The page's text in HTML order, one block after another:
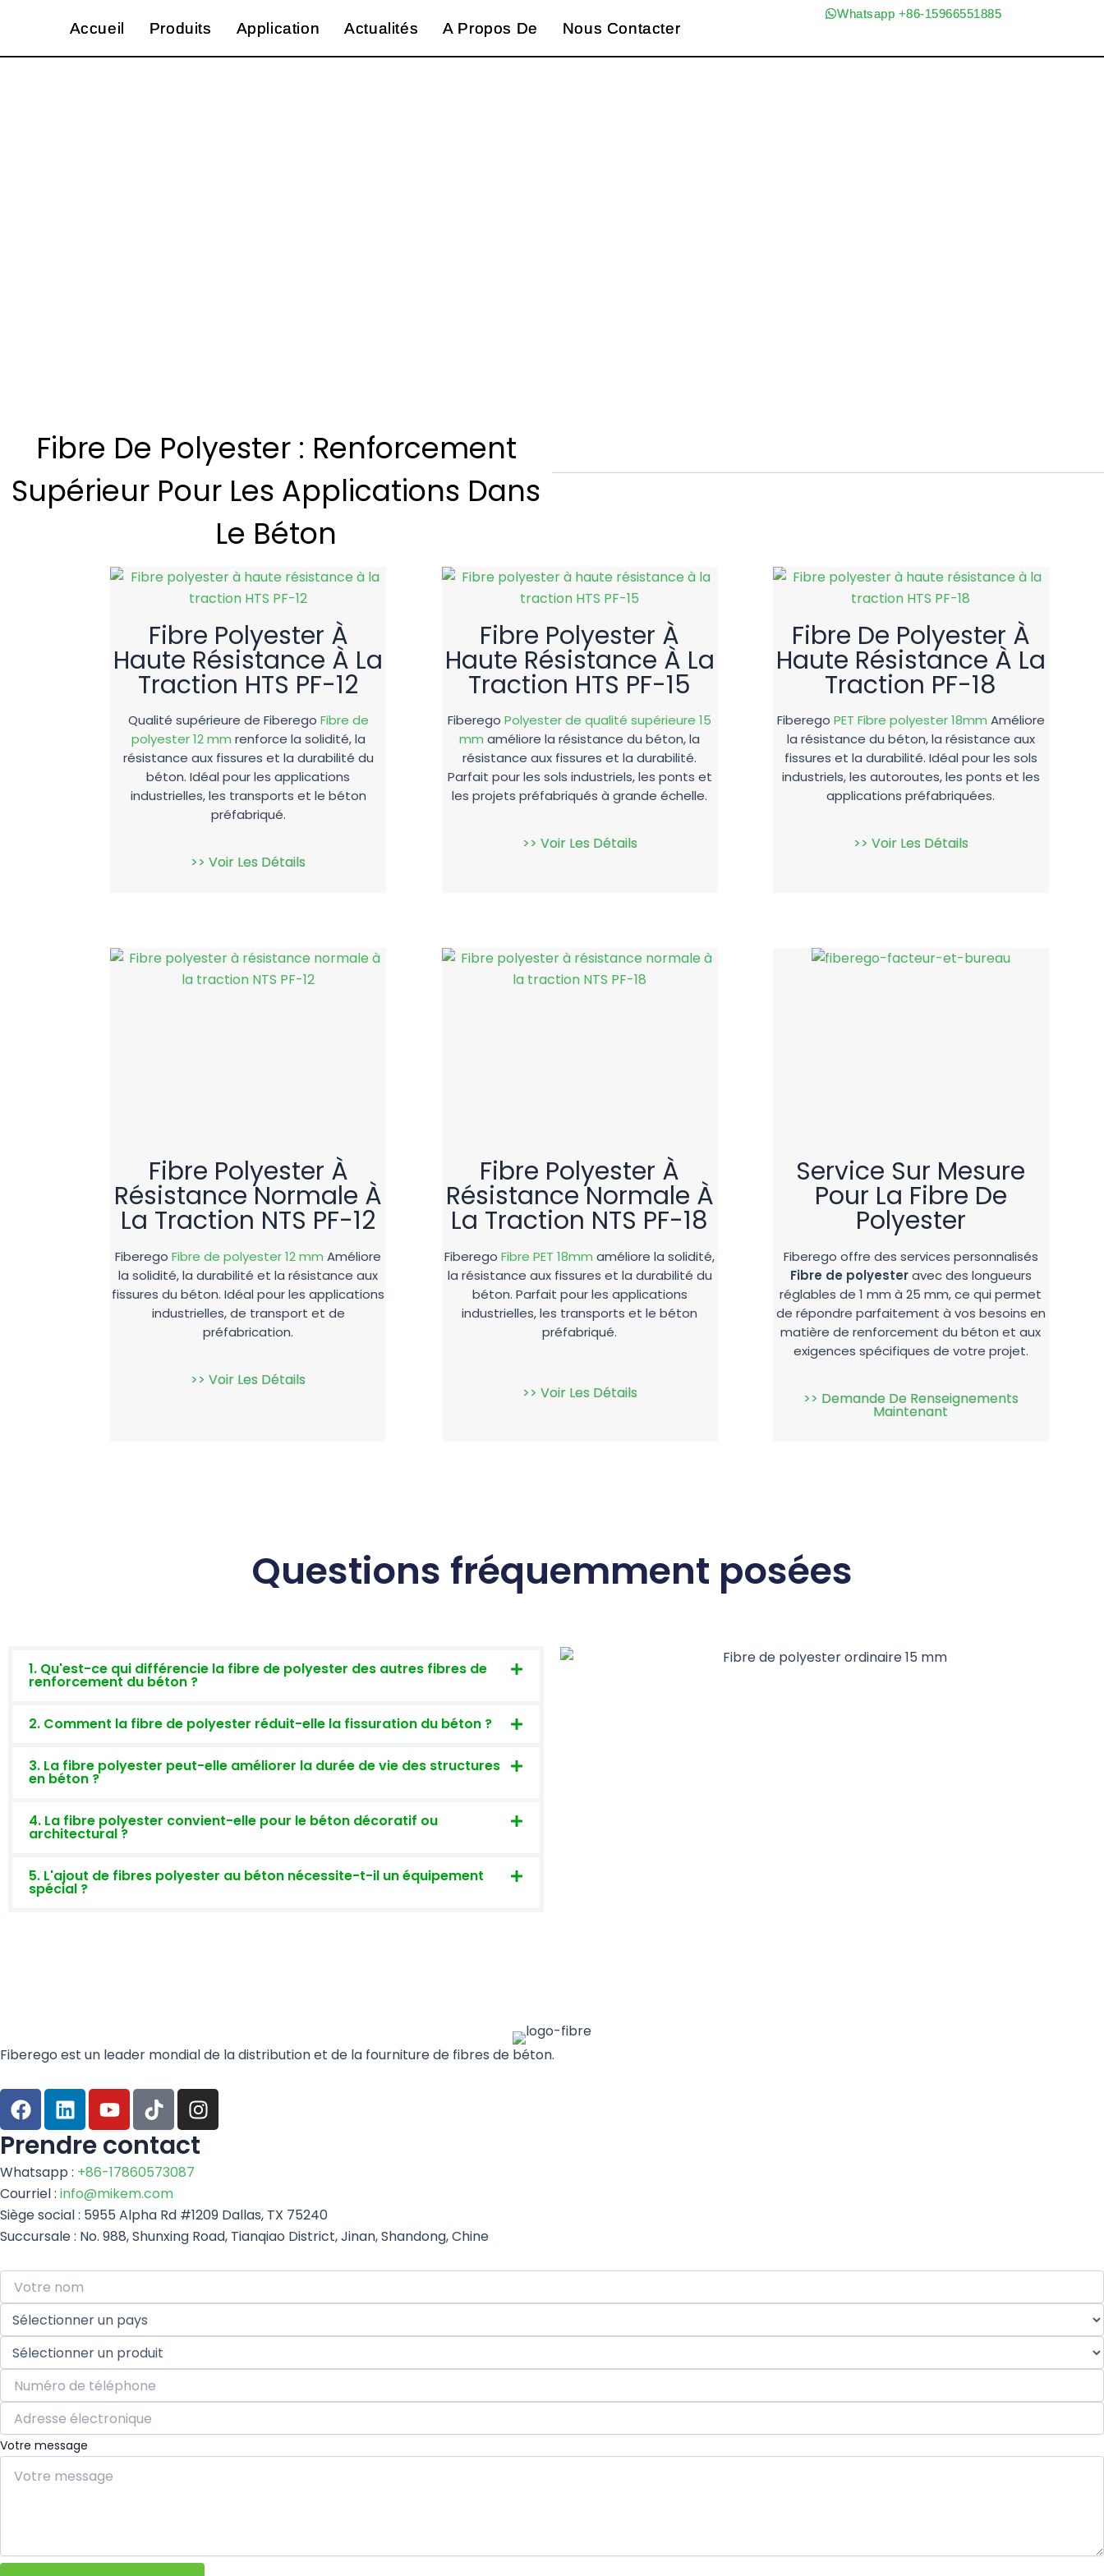
contenu
Accueil Produits Application Actualités A Propos De Nous Contacter
Whatsapp +86-15966551885
Accueil Produits Application Actualités A Propos De Nous Contacter
Whatsapp +86-15966551885
Fibre De Polyester
Fibre De Polyester : Renforcement
Supérieur Pour Les Applications Dans
Le Béton
Fibre Polyester À
Haute Résistance À La
Traction HTS PF-12
Qualité supérieure de Fiberego Fibre de
polyester 12 mm renforce la solidité, la
résistance aux fissures et la durabilité du
béton. Idéal pour les applications
industrielles, les transports et le béton
préfabriqué.
>> Voir Les Détails
Fibre Polyester À
Haute Résistance À La
Traction HTS PF-15
FiberegoPolyester de qualité supérieure 15
mm améliore la résistance du béton, la
résistance aux fissures et la durabilité.
Parfait pour les sols industriels, les ponts et
les projets préfabriqués à grande échelle.
>> Voir Les Détails
Fibre De Polyester À
Haute Résistance À La
Traction PF-18
Fiberego PET Fibre polyester 18mm Améliore
la résistance du béton, la résistance aux
fissures et la durabilité. Idéal pour les sols
industriels, les autoroutes, les ponts et les
applications préfabriquées.
>> Voir Les Détails
Fibre Polyester À
Résistance Normale À
La Traction NTS PF-12
Fiberego Fibre de polyester 12 mm Améliore
la solidité, la durabilité et la résistance aux
fissures du béton. Idéal pour les applications
industrielles, de transport et de
préfabrication.
>> Voir Les Détails
Fibre Polyester À
Résistance Normale À
La Traction NTS PF-18
FiberegoFibre PET 18mm améliore la solidité,
la résistance aux fissures et la durabilité du
béton. Parfait pour les applications
industrielles, les transports et le béton
préfabriqué.
>> Voir Les Détails
Service Sur Mesure
Pour La Fibre De
Polyester
Fiberego offre des services personnalisés
Fibre de polyesteravec des longueurs
réglables de 1 mm à 25 mm, ce qui permet
de répondre parfaitement à vos besoins en
matière de renforcement du béton et aux
exigences spécifiques de votre projet.
>> Demande De Renseignements
Maintenant
Questions fréquemment posées
1. Qu'est-ce qui différencie la fibre de polyester des autres fibres de
renforcement du béton ?
2. Comment la fibre de polyester réduit-elle la fissuration du béton ?
3. La fibre polyester peut-elle améliorer la durée de vie des structures
en béton ?
4. La fibre polyester convient-elle pour le béton décoratif ou
architectural ?
5. L'ajout de fibres polyester au béton nécessite-t-il un équipement
spécial ?
Fiberego est un leader mondial de la distribution et de la fourniture de fibres de béton.
F
a
c
e
b
o
o
k
L
i
n
k
e
d
i
n
Y
o
u
t
u
b
e
T
i
k
t
o
k
I
n
s
t
r
a
m
Prendre contact
Whatsapp : +86-17860573087
Courriel : info@mikem.com
Siège social : 5955 Alpha Rd #1209 Dallas, TX 75240
Succursale : No. 988, Shunxing Road, Tianqiao District, Jinan, Shandong, Chine
Votre message